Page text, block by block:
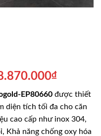
₫Giá
tại
là:
EP80660được thiết
diện tích tối đa cho căn
cao cấp như inox 304,
Khả năng chống oxy hóa